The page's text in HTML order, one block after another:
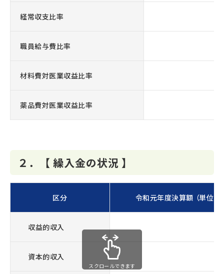
経常収支比率
職員給与費比率
材料費対医業収益比率
薬品費対医業収益比率
２．【 繰入金の状況 】
区分 令和元年度決算額 （単位:千
収益的収入
資本的収入
スクロールできます